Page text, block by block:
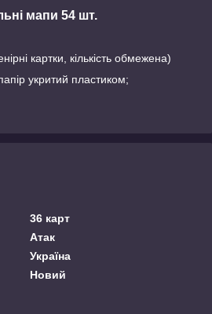
мапи 54 шт.
картки, кількість обмежена)
укритий пластиком;
36 карт
Атак
Україна
Новий